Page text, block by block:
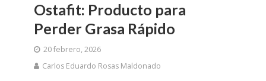
Ostafit: Producto para
Perder Grasa Rápido
20 febrero, 2026
Carlos Eduardo Rosas Maldonado